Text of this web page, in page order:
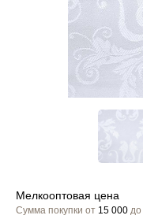
Мелкооптовая цена
Сумма покупки от 15 000 до